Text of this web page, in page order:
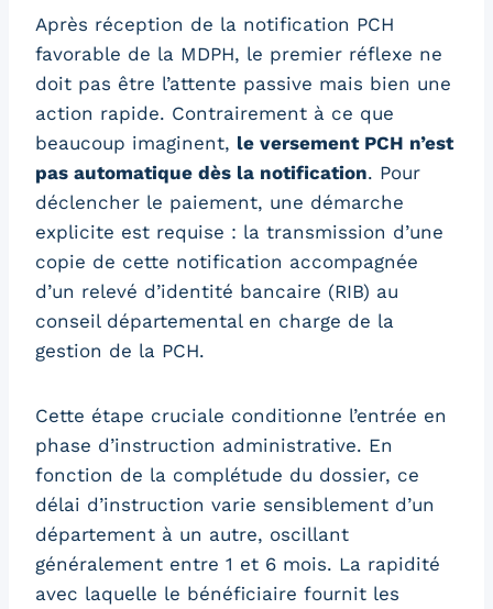
Après réception de la notification PCH
favorable de la MDPH, le premier réflexe ne
doit pas être l’attente passive mais bien une
action rapide. Contrairement à ce que
beaucoup imaginent, le versement PCH n’est
pas automatique dès la notification. Pour
déclencher le paiement, une démarche
explicite est requise : la transmission d’une
copie de cette notification accompagnée
d’un relevé d’identité bancaire (RIB) au
conseil départemental en charge de la
gestion de la PCH.
Cette étape cruciale conditionne l’entrée en
phase d’instruction administrative. En
fonction de la complétude du dossier, ce
délai d’instruction varie sensiblement d’un
département à un autre, oscillant
généralement entre 1 et 6 mois. La rapidité
avec laquelle le bénéficiaire fournit les